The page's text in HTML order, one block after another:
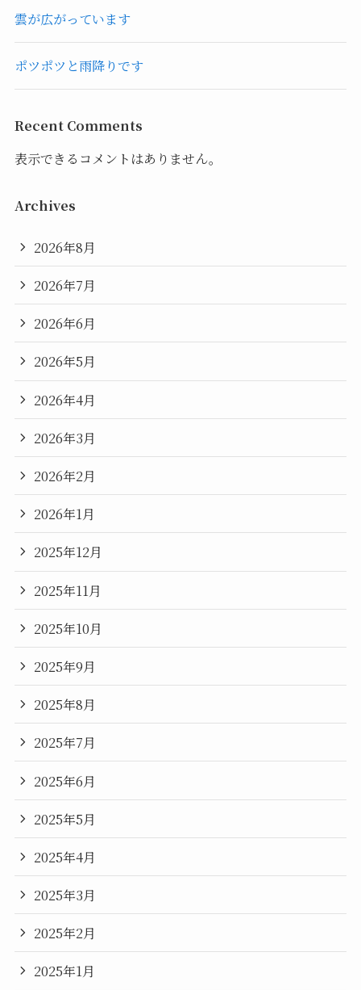
雲が広がっています
ポツポツと雨降りです
Recent Comments
表示できるコメントはありません。
Archives
2026年8月
2026年7月
2026年6月
2026年5月
2026年4月
2026年3月
2026年2月
2026年1月
2025年12月
2025年11月
2025年10月
2025年9月
2025年8月
2025年7月
2025年6月
2025年5月
2025年4月
2025年3月
2025年2月
2025年1月